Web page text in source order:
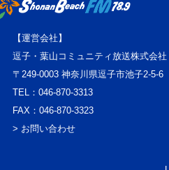
【運営会社】
逗子・葉山コミュニティ放送株式会社
〒249-0003 神奈川県逗子市池子2-5-6
TEL：046-870-3313
FAX：046-870-3323
> お問い合わせ